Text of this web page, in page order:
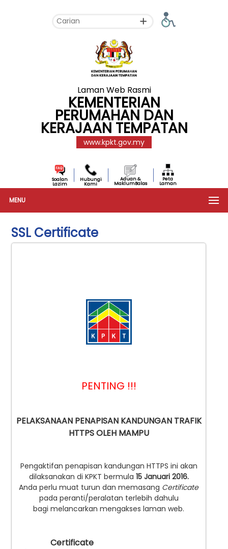
Laman Web Rasmi
KEMENTERIAN
PERUMAHAN DAN
KERAJAAN TEMPATAN
www.kpkt.gov.my
Soalan
Lazim
Hubungi
Kami
Aduan &
MaklumBalas
Peta
Laman
MENU
SSL Certificate
PENTING !!!
PELAKSANAAN PENAPISAN KANDUNGAN TRAFIK
HTTPS OLEH MAMPU
Pengaktifan penapisan kandungan HTTPS ini akan
dilaksanakan di KPKT bermula 15 Januari 2016.
Anda perlu muat turun dan memasang Certificate
pada peranti/peralatan terlebih dahulu
bagi melancarkan mengakses laman web.
Certificate